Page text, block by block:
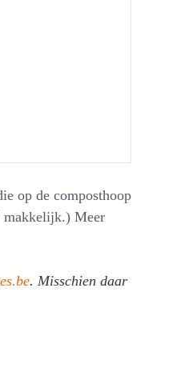
op de composthoop
makkelijk.) Meer
. Misschien daar